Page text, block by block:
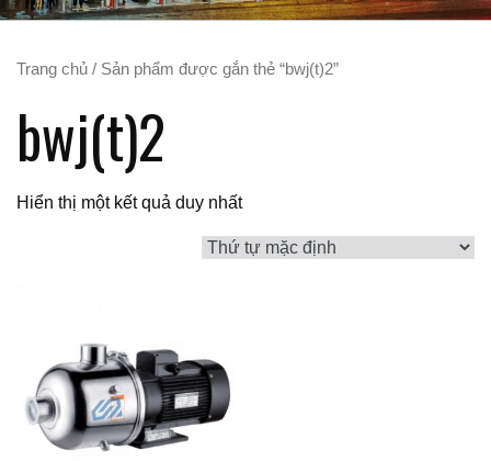
Trang chủ / Sản phẩm được gắn thẻ “bwj(t)2”
bwj(t)2
Hiển thị một kết quả duy nhất